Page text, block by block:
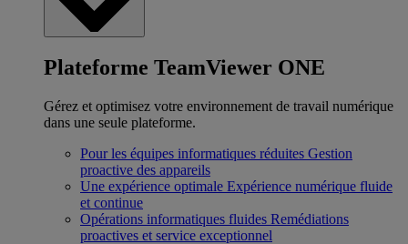
Plateforme TeamViewer ONE
Gérez et optimisez votre environnement de travail numérique
dans une seule plateforme.
Pour les équipes informatiques réduites Gestion
proactive des appareils
Une expérience optimale Expérience numérique fluide
et continue
Opérations informatiques fluides Remédiations
proactives et service exceptionnel